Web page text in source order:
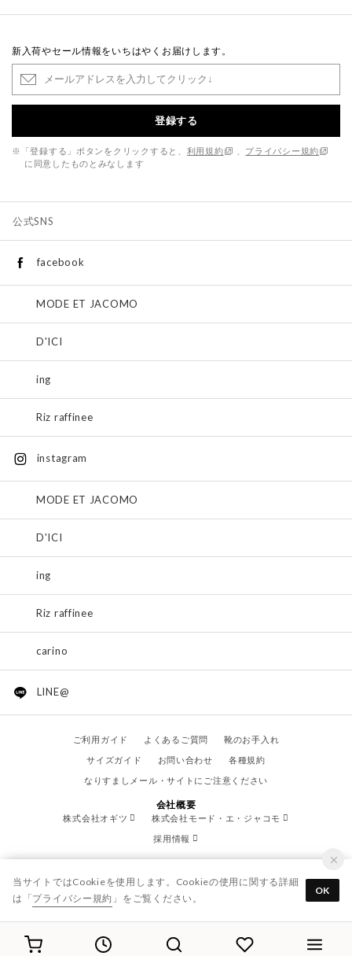
新入荷やセール情報をいちはやくお届けします。
登録する
※「登録する」ボタンをクリックすると、 利用規約
プライバシー規約
に同意したものとみなします
公式SNS
facebook
MODE ET JACOMO
D'ICI
ing
Riz raffinee
instagram
MODE ET JACOMO
D'ICI
ing
Riz raffinee
carino
LINE@
ご利用ガイド よくあるご質問
靴のお手入れ
サイズガイド
お問い合わせ
各種規約
なりすましメール・サイトにご注意ください
会社概要
株式会社オギツ
株式会社モード・エ・ジャコモ
採用情報
© OGITSU CO.,LTD. / All Right Reserved.
当サイトではCookieを使用します。Cookieの使用に関する詳細
は「プライバシー規約 」をご覧ください。
OK